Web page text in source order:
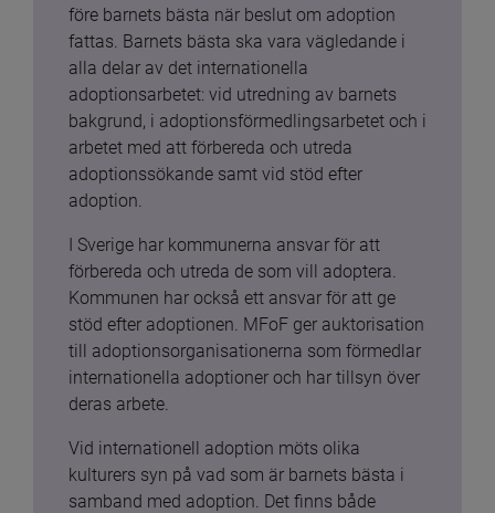
före barnets bästa när beslut om adoption
fattas. Barnets bästa ska vara vägledande i
alla delar av det internationella
adoptionsarbetet: vid utredning av barnets
bakgrund, i adoptionsförmedlingsarbetet och i
arbetet med att förbereda och utreda
adoptionssökande samt vid stöd efter
adoption.
I Sverige har kommunerna ansvar för att
förbereda och utreda de som vill adoptera.
Kommunen har också ett ansvar för att ge
stöd efter adoptionen. MFoF ger auktorisation
till adoptionsorganisationerna som förmedlar
internationella adoptioner och har tillsyn över
deras arbete.
Vid internationell adoption möts olika
kulturers syn på vad som är barnets bästa i
samband med adoption. Det finns både